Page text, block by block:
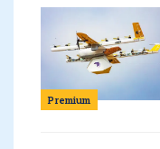
Premium